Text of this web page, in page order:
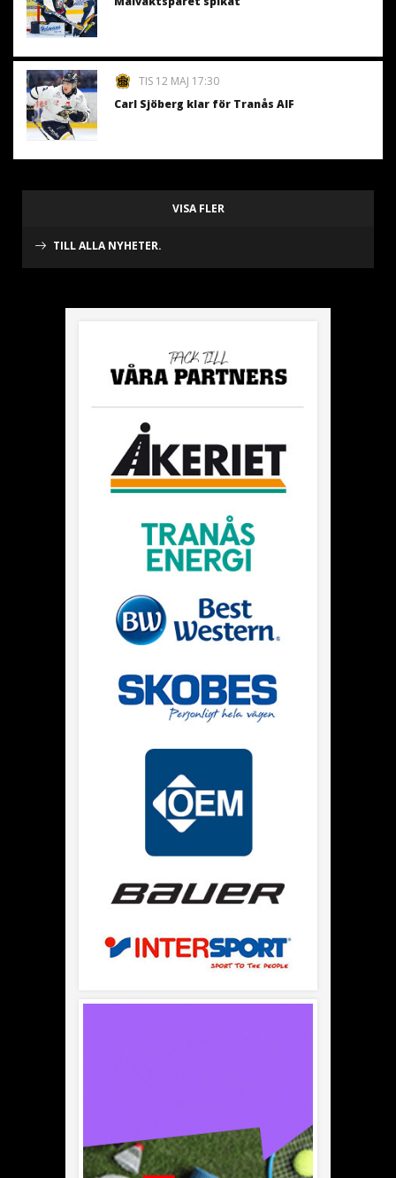
TIS 12 MAJ 17:30
Carl Sjöberg klar för Tranås AIF
VISA FLER
TILL ALLA NYHETER.